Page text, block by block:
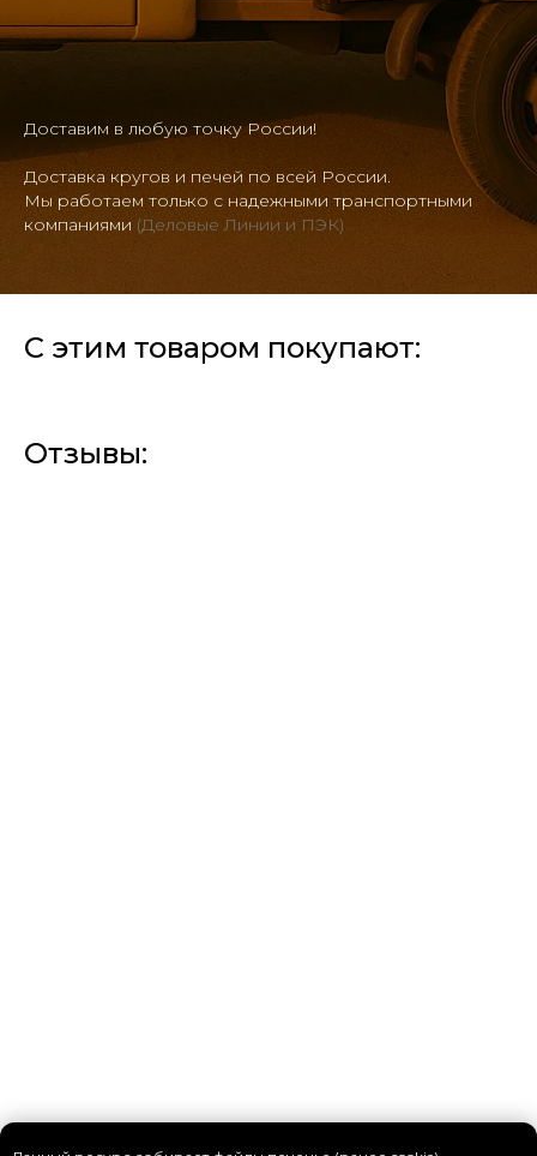
Доставим в любую точку России!
Доставка кругов и печей по всей России.
Мы работаем только с надежными транспортными
компаниями (Деловые Линии и ПЭК)
С этим товаром покупают:
Отзывы: